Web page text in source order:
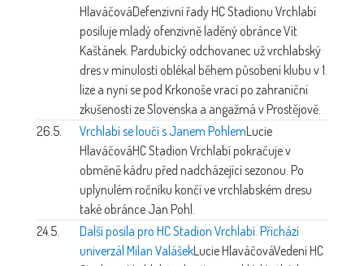
HlaváčováDefenzivní řady HC Stadionu Vrchlabí
posiluje mladý ofenzivně laděný obránce Vít
Kaštánek. Pardubický odchovanec už vrchlabský
dres v minulosti oblékal během působení klubu v 1.
lize a nyní se pod Krkonoše vrací po zahraniční
zkušenosti ze Slovenska a angažmá v Prostějově.
26.5.
Vrchlabí se loučí s Janem PohlemLucie
HlaváčováHC Stadion Vrchlabí pokračuje v
obměně kádru před nadcházející sezonou. Po
uplynulém ročníku končí ve vrchlabském dresu
také obránce Jan Pohl.
24.5.
Další posila pro HC Stadion Vrchlabí. Přichází
univerzál Milan ValášekLucie HlaváčováVedení HC